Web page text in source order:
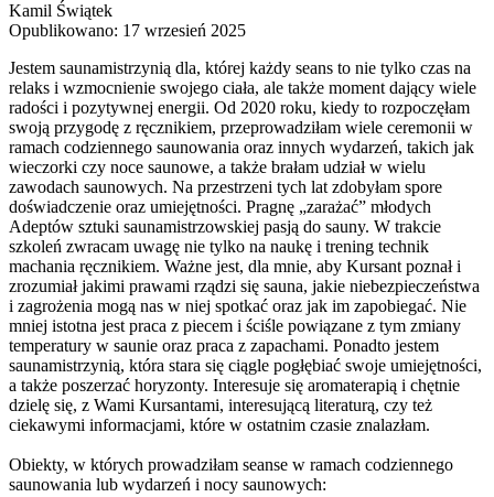
Kamil Świątek
Opublikowano: 17 wrzesień 2025
Jestem saunamistrzynią dla, której każdy seans to nie tylko czas na
relaks i wzmocnienie swojego ciała, ale także moment dający wiele
radości i pozytywnej energii. Od 2020 roku, kiedy to rozpoczęłam
swoją przygodę z ręcznikiem, przeprowadziłam wiele ceremonii w
ramach codziennego saunowania oraz innych wydarzeń, takich jak
wieczorki czy noce saunowe, a także brałam udział w wielu
zawodach saunowych. Na przestrzeni tych lat zdobyłam spore
doświadczenie oraz umiejętności. Pragnę „zarażać” młodych
Adeptów sztuki saunamistrzowskiej pasją do sauny. W trakcie
szkoleń zwracam uwagę nie tylko na naukę i trening technik
machania ręcznikiem. Ważne jest, dla mnie, aby Kursant poznał i
zrozumiał jakimi prawami rządzi się sauna, jakie niebezpieczeństwa
i zagrożenia mogą nas w niej spotkać oraz jak im zapobiegać. Nie
mniej istotna jest praca z piecem i ściśle powiązane z tym zmiany
temperatury w saunie oraz praca z zapachami. Ponadto jestem
saunamistrzynią, która stara się ciągle pogłębiać swoje umiejętności,
a także poszerzać horyzonty. Interesuje się aromaterapią i chętnie
dzielę się, z Wami Kursantami, interesującą literaturą, czy też
ciekawymi informacjami, które w ostatnim czasie znalazłam.
Obiekty, w których prowadziłam seanse w ramach codziennego
saunowania lub wydarzeń i nocy saunowych: